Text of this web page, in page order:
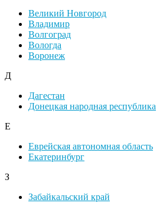
Великий Новгород
Владимир
Волгоград
Вологда
Воронеж
Д
Дагестан
Донецкая народная республика
Е
Еврейская автономная область
Екатеринбург
З
Забайкальский край